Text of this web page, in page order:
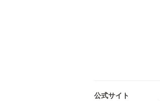
公式サイト